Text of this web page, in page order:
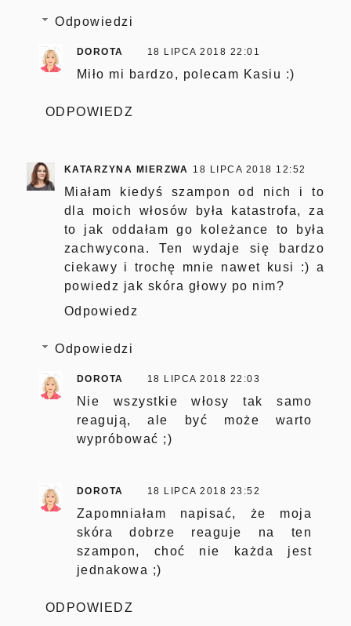
Odpowiedzi
DOROTA 18 LIPCA 2018 22:01
Miło mi bardzo, polecam Kasiu :)
ODPOWIEDZ
KATARZYNA MIERZWA 18 LIPCA 2018 12:52
Miałam kiedyś szampon od nich i to
dla moich włosów była katastrofa, za
to jak oddałam go koleżance to była
zachwycona. Ten wydaje się bardzo
ciekawy i trochę mnie nawet kusi :) a
powiedz jak skóra głowy po nim?
Odpowiedz
Odpowiedzi
DOROTA 18 LIPCA 2018 22:03
Nie wszystkie włosy tak samo
reagują, ale być może warto
wypróbować ;)
DOROTA 18 LIPCA 2018 23:52
Zapomniałam napisać, że moja
skóra dobrze reaguje na ten
szampon, choć nie każda jest
jednakowa ;)
ODPOWIEDZ